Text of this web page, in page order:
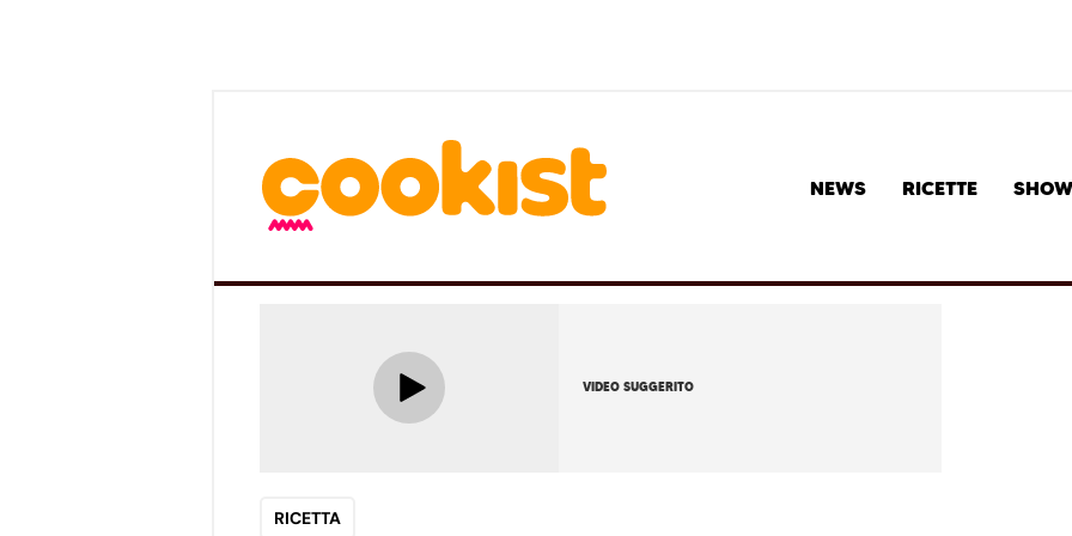
NEWS RICETTE SHOW
VIDEO SUGGERITO
RICETTA